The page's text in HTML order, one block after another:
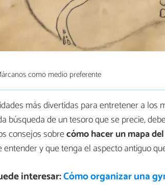
como medio preferente
más divertidas para entretener a los
búsqueda de un tesoro que se precie,
consejos sobrecómo hacer un mapa
entender y que tenga el aspecto antiguo
interesar:Cómo organizar una